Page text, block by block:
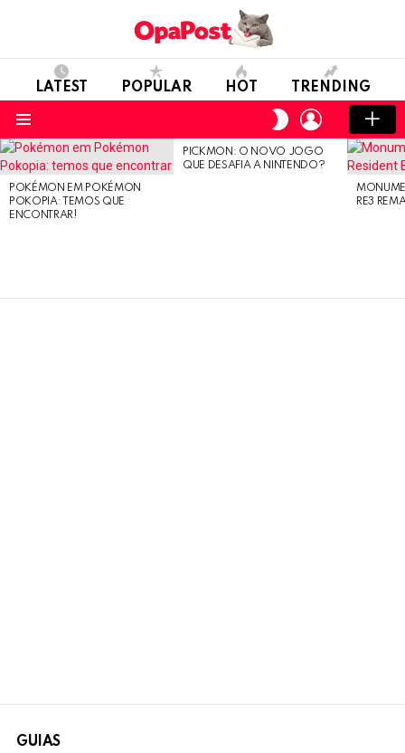
LATEST POPULAR HOT TRENDING
SWITCH
SKIN
LOGIN
LATEST
STORIES
POKÉMON EM POKÉMON
POKOPIA: TEMOS QUE
ENCONTRAR!
PICKMON: O NOVO JOGO
QUE DESAFIA A NINTENDO?
RE3
GUIAS